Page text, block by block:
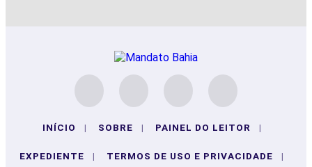
INÍCIO | SOBRE | PAINEL DO LEITOR |
EXPEDIENTE | TERMOS DE USO E PRIVACIDADE |